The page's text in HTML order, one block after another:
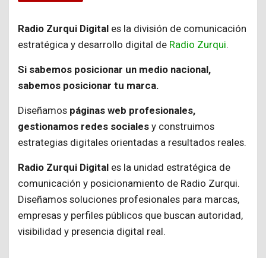
Radio Zurqui Digital es la división de comunicación
estratégica y desarrollo digital de Radio Zurqui.
Si sabemos posicionar un medio nacional,
sabemos posicionar tu marca.
Diseñamos páginas web profesionales,
gestionamos redes sociales y construimos
estrategias digitales orientadas a resultados reales.
Radio Zurqui Digital es la unidad estratégica de
comunicación y posicionamiento de Radio Zurqui.
Diseñamos soluciones profesionales para marcas,
empresas y perfiles públicos que buscan autoridad,
visibilidad y presencia digital real.